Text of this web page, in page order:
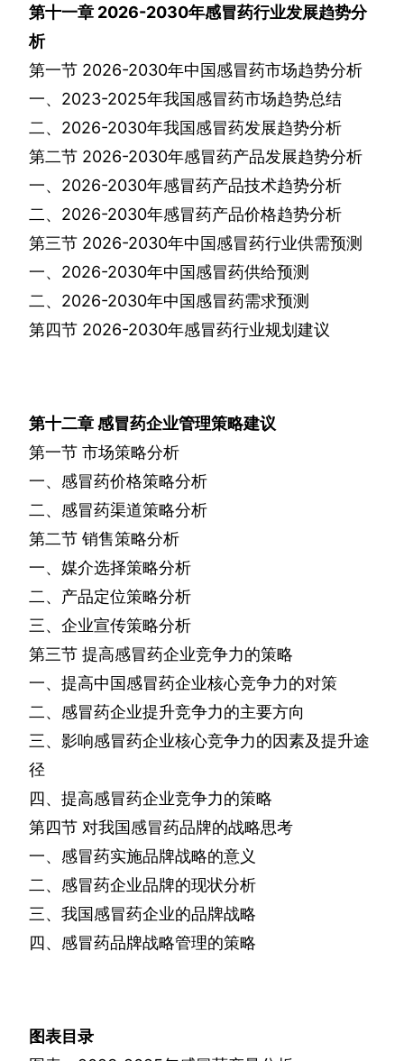
第十一章 2026-2030年感冒药行业发展趋势分
析
第一节 2026-2030年中国感冒药市场趋势分析
一、 2023-2025年我国感冒药市场趋势总结
二、 2026-2030年我国感冒药发展趋势分析
第二节 2026-2030年感冒药产品发展趋势分析
一、 2026-2030年感冒药产品技术趋势分析
二、 2026-2030年感冒药产品价格趋势分析
第三节 2026-2030年中国感冒药行业供需预测
一、 2026-2030年中国感冒药供给预测
二、 2026-2030年中国感冒药需求预测
第四节 2026-2030年感冒药行业规划建议
第十二章感冒药企业管理策略建议
第一节 市场策略分析
一、感冒药价格策略分析
二、感冒药渠道策略分析
第二节 销售策略分析
一、媒介选择策略分析
二、产品定位策略分析
三、企业宣传策略分析
第三节 提高感冒药企业竞争力的策略
一、提高中国感冒药企业核心竞争力的对策
二、感冒药企业提升竞争力的主要方向
三、影响感冒药企业核心竞争力的因素及提升途
径
四、提高感冒药企业竞争力的策略
第四节 对我国感冒药品牌的战略思考
一、感冒药实施品牌战略的意义
二、感冒药企业品牌的现状分析
三、我国感冒药企业的品牌战略
四、感冒药品牌战略管理的策略
图表目录